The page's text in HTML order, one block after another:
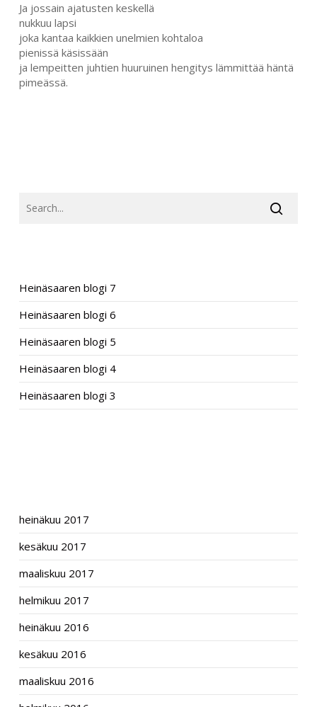
Ja jossain ajatusten keskellä
nukkuu lapsi
joka kantaa kaikkien unelmien kohtaloa
pienissä käsissään
ja lempeitten juhtien huuruinen hengitys lämmittää häntä
pimeässä.
Heinäsaaren blogi 7
Heinäsaaren blogi 6
Heinäsaaren blogi 5
Heinäsaaren blogi 4
Heinäsaaren blogi 3
heinäkuu 2017
kesäkuu 2017
maaliskuu 2017
helmikuu 2017
heinäkuu 2016
kesäkuu 2016
maaliskuu 2016